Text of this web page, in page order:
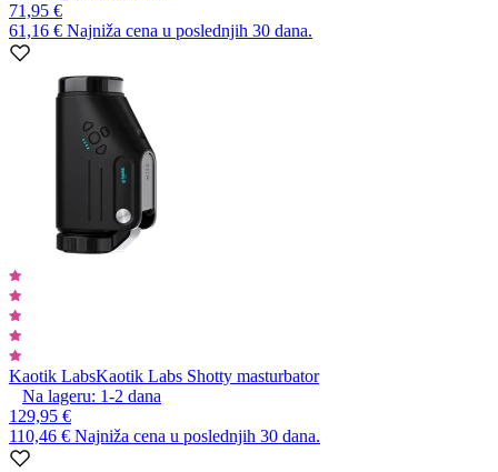
71,95 €
61,16 € Najniža cena u poslednjih 30 dana.
Kaotik LabsKaotik Labs Shotty masturbator
Na lageru: 1-2 dana
129,95 €
110,46 € Najniža cena u poslednjih 30 dana.